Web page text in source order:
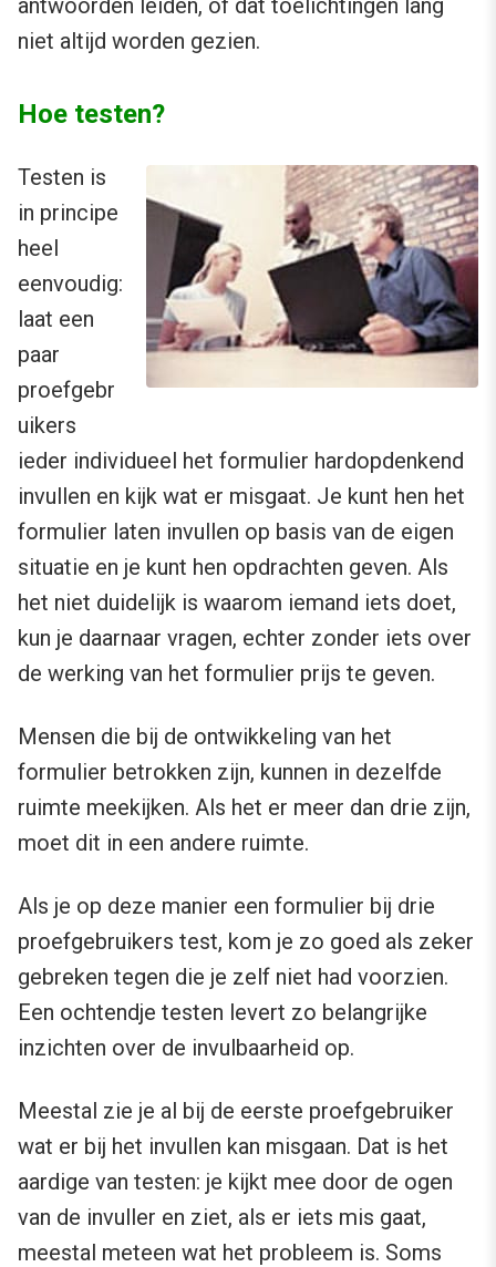
niet altijd worden gezien.
Hoe testen?
Testen is
in principe
heel
eenvoudig:
laat een
paar
proefgebr
uikers
ieder individueel het formulier hardopdenkend
invullen en kijk wat er misgaat. Je kunt hen het
formulier laten invullen op basis van de eigen
situatie en je kunt hen opdrachten geven. Als
het niet duidelijk is waarom iemand iets doet,
kun je daarnaar vragen, echter zonder iets over
de werking van het formulier prijs te geven.
Mensen die bij de ontwikkeling van het
formulier betrokken zijn, kunnen in dezelfde
ruimte meekijken. Als het er meer dan drie zijn,
moet dit in een andere ruimte.
Als je op deze manier een formulier bij drie
proefgebruikers test, kom je zo goed als zeker
gebreken tegen die je zelf niet had voorzien.
Een ochtendje testen levert zo belangrijke
inzichten over de invulbaarheid op.
Meestal zie je al bij de eerste proefgebruiker
wat er bij het invullen kan misgaan. Dat is het
aardige van testen: je kijkt mee door de ogen
van de invuller en ziet, als er iets mis gaat,
meestal meteen wat het probleem is. Soms